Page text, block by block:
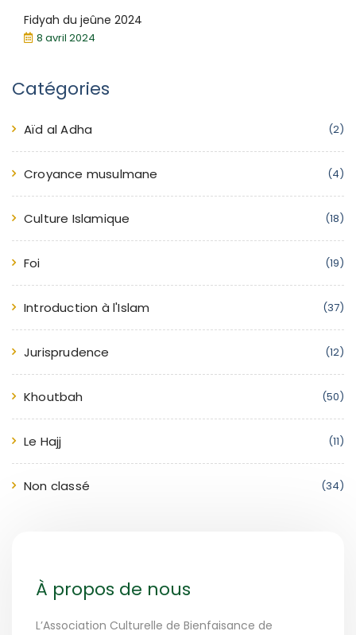
Fidyah du jeûne 2024
8 avril 2024
Catégories
Aïd al Adha (2)
Croyance musulmane (4)
Culture Islamique (18)
Foi (19)
Introduction à l'Islam (37)
Jurisprudence (12)
Khoutbah (50)
Le Hajj (11)
Non classé (34)
À propos de nous
L’Association Culturelle de Bienfaisance de